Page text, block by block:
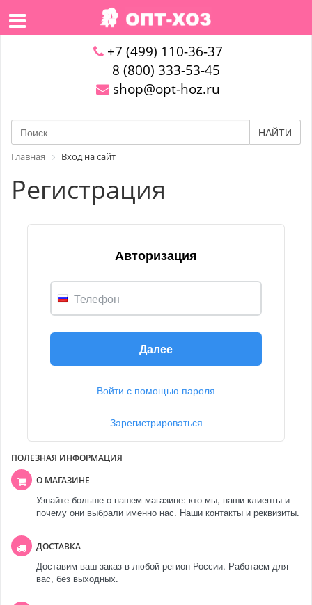
+7 (499) 110-36-37
8 (800) 333-53-45
shop@opt-hoz.ru
НАЙТИ
Главная Вход на сайт
Регистрация
Авторизация
Телефон
Далее
Войти с помощью пароля
Зарегистрироваться
ПОЛЕЗНАЯ ИНФОРМАЦИЯ
О МАГАЗИНЕ
Узнайте больше о нашем магазине: кто мы, наши клиенты и
почему они выбрали именно нас. Наши контакты и реквизиты.
ДОСТАВКА
Доставим ваш заказ в любой регион России. Работаем для
вас, без выходных.